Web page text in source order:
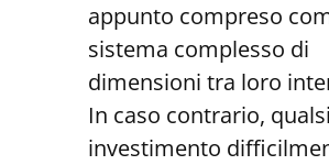
appunto compreso
sistema complesso di
dimensioni tra loro
In caso contrario,
investimento